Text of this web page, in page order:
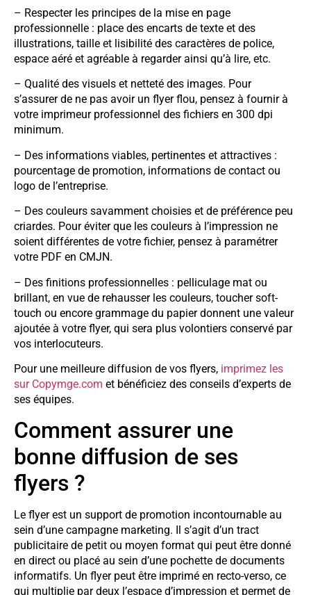
– Respecter les principes de la mise en page
professionnelle : place des encarts de texte et des
illustrations, taille et lisibilité des caractères de police,
espace aéré et agréable à regarder ainsi qu’à lire, etc.
– Qualité des visuels et netteté des images. Pour
s’assurer de ne pas avoir un flyer flou, pensez à fournir à
votre imprimeur professionnel des fichiers en 300 dpi
minimum.
– Des informations viables, pertinentes et attractives :
pourcentage de promotion, informations de contact ou
logo de l’entreprise.
– Des couleurs savamment choisies et de préférence peu
criardes. Pour éviter que les couleurs à l’impression ne
soient différentes de votre fichier, pensez à paramétrer
votre PDF en CMJN.
– Des finitions professionnelles : pelliculage mat ou
brillant, en vue de rehausser les couleurs, toucher soft-
touch ou encore grammage du papier donnent une valeur
ajoutée à votre flyer, qui sera plus volontiers conservé par
vos interlocuteurs.
Pour une meilleure diffusion de vos flyers, imprimez les
sur Copymge.com et bénéficiez des conseils d’experts de
ses équipes.
Comment assurer une
bonne diffusion de ses
flyers ?
Le flyer est un support de promotion incontournable au
sein d’une campagne marketing. Il s’agit d’un tract
publicitaire de petit ou moyen format qui peut être donné
en direct ou placé au sein d’une pochette de documents
informatifs. Un flyer peut être imprimé en recto-verso, ce
qui multiplie par deux l’espace d’impression et permet de